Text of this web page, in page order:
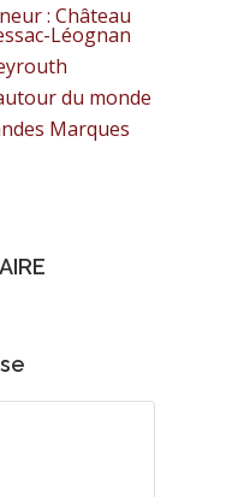
: Château
Léognan
du monde
Marques